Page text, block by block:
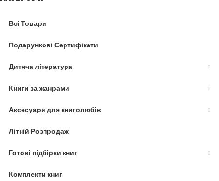
Всі Товари
Подарункові Сертифікати
Дитяча література
Книги за жанрами
Аксесуари для книголюбів
Літній Розпродаж
Готові підбірки книг
Комплекти книг